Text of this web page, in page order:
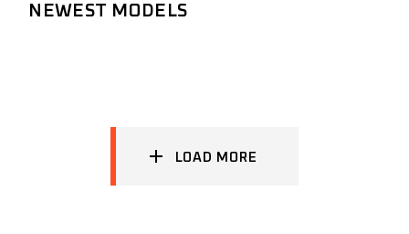
NEWEST MODELS
LOAD MORE